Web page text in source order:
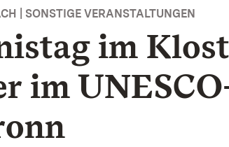
| SONSTIGE VERANSTALTUNGEN
im
im